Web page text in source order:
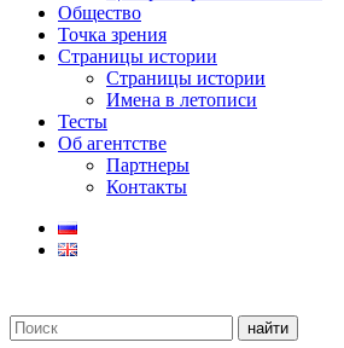
Общество
Точка зрения
Страницы истории
Страницы истории
Имена в летописи
Тесты
Об агентстве
Партнеры
Контакты